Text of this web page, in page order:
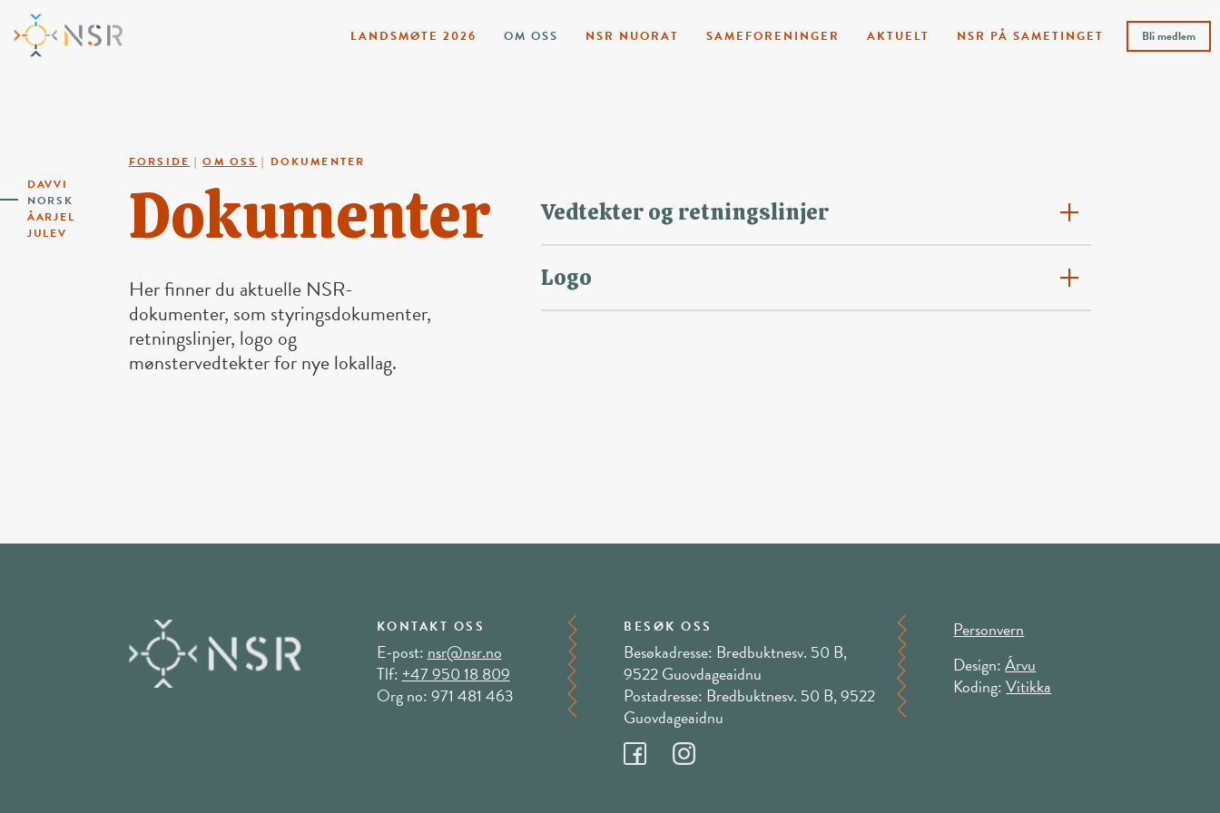
DAVVI
NORSK
ÅARJEL
JULEV
LANDSMØTE 2026 OM OSS NSR NUORAT SAMEFORENINGER AKTUELT NSR PÅ SAMETINGET Bli medlem
FORSIDE |OM OSS | DOKUMENTER
Dokumenter
Her finner du aktuelle NSR-
dokumenter, som styringsdokumenter,
retningslinjer, logo og
mønstervedtekter for nye lokallag.
Vedtekter og retningslinjer
Logo
KONTAKT OSS
E-post: nsr@nsr.no
Tlf:+47 950 18 809
Org no: 971 481 463
BESØK OSS
Besøkadresse: Bredbuktnesv. 50 B,
9522 Guovdageaidnu
Postadresse: Bredbuktnesv. 50 B, 9522
Guovdageaidnu
Personvern
Design:Árvu
Koding:Vitikka